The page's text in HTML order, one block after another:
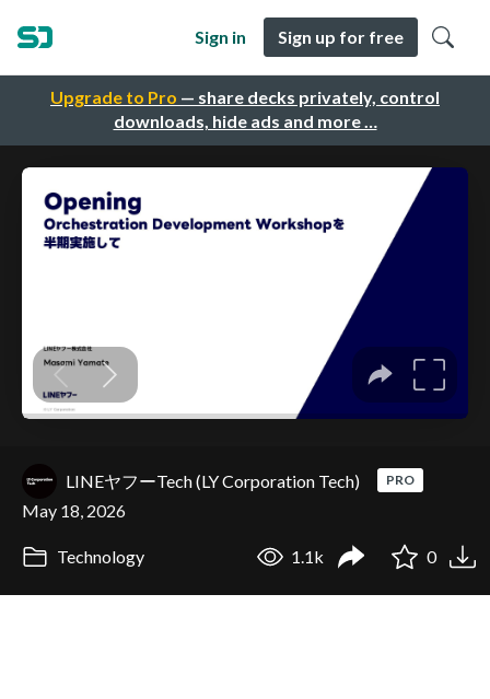
Upgrade to Pro — share decks privately, control
downloads, hide ads and more …
Sign in Sign up for free
LINEヤフーTech (LY Corporation Tech) PRO
May 18, 2026
Technology 1.1k 0